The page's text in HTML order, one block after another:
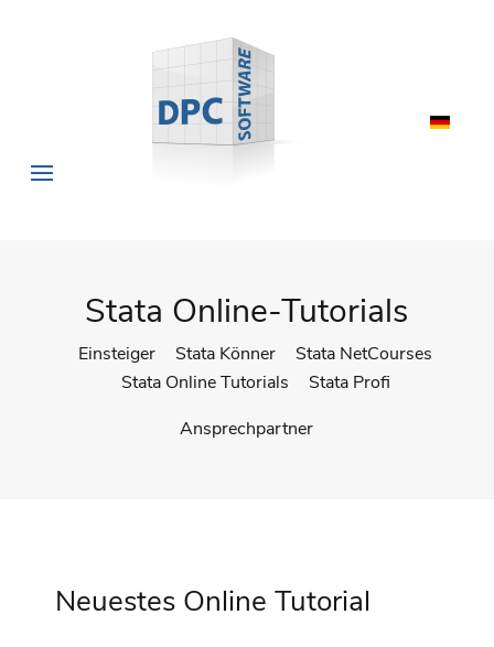
Stata Online-Tutorials
Einsteiger Stata Könner
Stata NetCourses
Stata Online Tutorials
Stata Profi
Ansprechpartner
Neuestes Online Tutorial